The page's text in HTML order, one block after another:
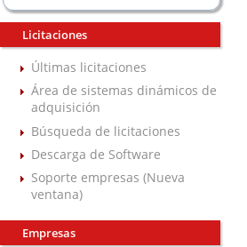
Licitaciones
Últimas licitaciones
Área de sistemas dinámicos de
adquisición
Búsqueda de licitaciones
Descarga de Software
Soporte empresas (Nueva
ventana)
Empresas